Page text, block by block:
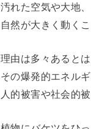
汚れた空気や大地
自然が大きく動く
理由は多々あると
その爆発的エネル
人的被害や社会的